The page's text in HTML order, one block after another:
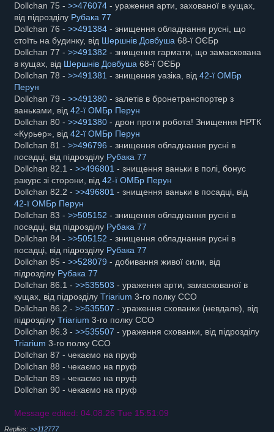
Dollchan 75 - >>476074 - ураження арти, захованої в кущах,
від підрозділу Рубака 77
Dollchan 76 - >>491384 - знищення обладнання русні, що
стоїть на будинку, від Шершнів Довбуша 68-ї ОЄБр
Dollchan 77 - >>491382 - знищення гармати, що замаскована
в кущах, від Шершнів Довбуша 68-ї ОЄБр
Dollchan 78 - >>491381 - знищення уазіка, від 42-ї ОМБр
Перун
Dollchan 79 - >>491380 - залетів в бронетранспортер з
ваньками, від 42-ї ОМБр Перун
Dollchan 80 - >>491380 - дрон проти робота! Знищення НРТК
«Курьер», від 42-ї ОМБр Перун
Dollchan 81 - >>496796 - знищення обладнання русні в
посадці, від підрозділу Рубака 77
Dollchan 82.1 - >>496801 - знищення ваньки в полі, бонус
ракурс зі сторони, від 42-ї ОМБр Перун
Dollchan 82.2 - >>496801 - знищення ваньки в посадці, від
42-ї ОМБр Перун
Dollchan 83 - >>505152 - знищення обладнання русні в
посадці, від підрозділу Рубака 77
Dollchan 84 - >>505152 - знищення обладнання русні в
посадці, від підрозділу Рубака 77
Dollchan 85 - >>528079 - добивання живої сили, від
підрозділу Рубака 77
Dollchan 86.1 - >>535503 - ураження арти, замаскованої в
кущах, від підрозділу Triarium 3-го полку ССО
Dollchan 86.2 - >>535507 - ураження схованки (невдале), від
підрозділу Triarium 3-го полку ССО
Dollchan 86.3 - >>535507 - ураження схованки, від підрозділу
Triarium 3-го полку ССО
Dollchan 87 - чекаємо на пруф
Dollchan 88 - чекаємо на пруф
Dollchan 89 - чекаємо на пруф
Dollchan 90 - чекаємо на пруф
Message edited: 04.08.26 Tue 15:51:09
>>112777